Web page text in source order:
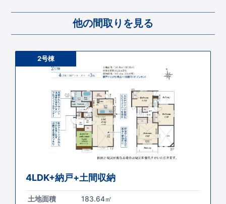
他の間取りを見る
2号棟
4LDK+納戸+土間収納
土地面積
183.64㎡